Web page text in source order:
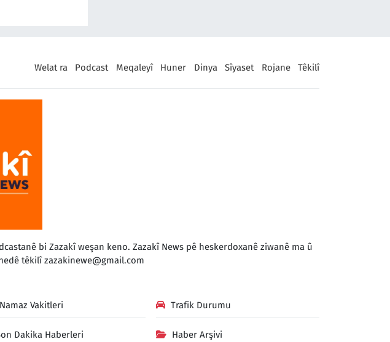
Welat ra Podcast Meqaleyî Huner Dinya Sîyaset Rojane Têkilî
bi Zazakî weşan keno. Zazakî News pê heskerdoxanê ziwanê ma û
têkilîzazakinewe@gmail.com
Namaz Vakitleri Trafik Durumu
Dakika Haberleri Haber Arşivi